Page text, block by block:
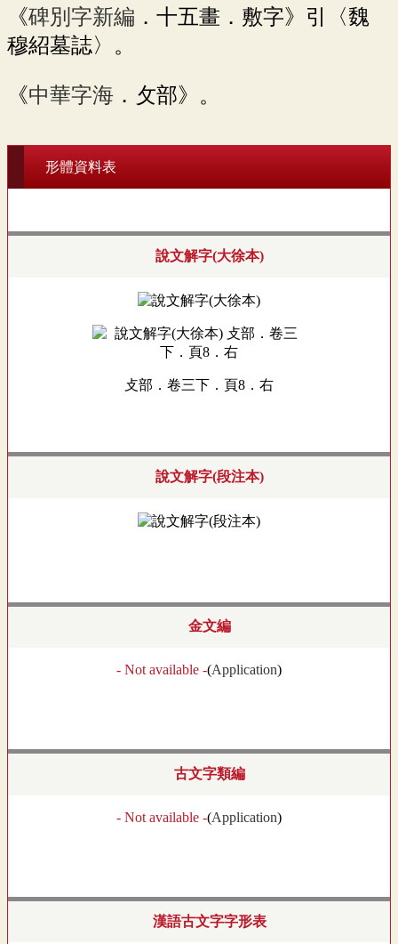
《碑別字新編 ．十五畫．敷字》引〈魏
穆紹墓誌〉。
《中華字海 ．攵部》。
形體資料表
說文解字(大徐本)
攴部．卷三下．頁8．右
說文解字(段注本)
金文編
- Not available -(Application)
古文字類編
- Not available -(Application)
漢語古文字字形表